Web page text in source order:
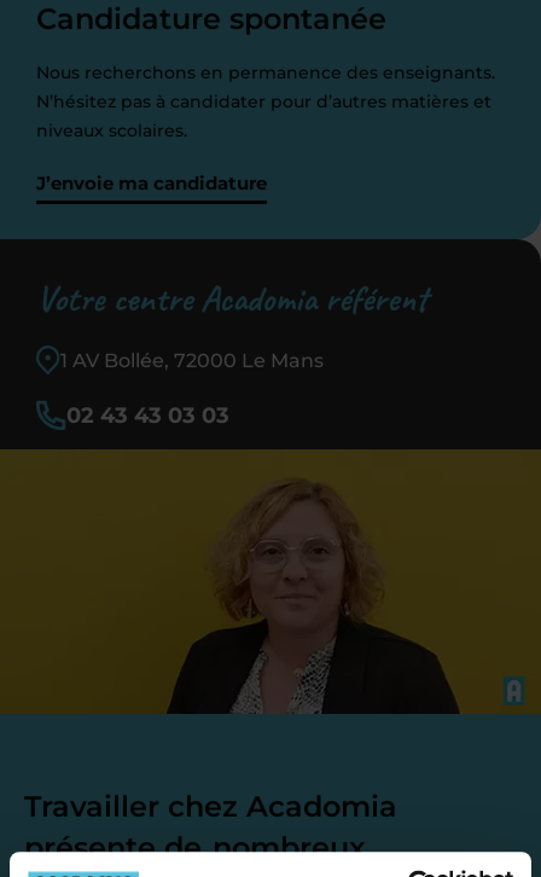
Candidature spontanée
Nous recherchons en permanence des enseignants.
N’hésitez pas à candidater pour d’autres matières et
niveaux scolaires.
J’envoie ma candidature
Votre centre Acadomia référent
1 AV Bollée, 72000 Le Mans
02 43 43 03 03
Travailler chez Acadomia
présente denombreux